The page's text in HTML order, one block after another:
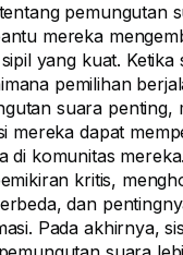
pemungutan
mereka
yang kuat. Ketika
pemilihan
suara penting,
mereka dapat
di komunitas
kritis,
dan
Pada akhirnya,